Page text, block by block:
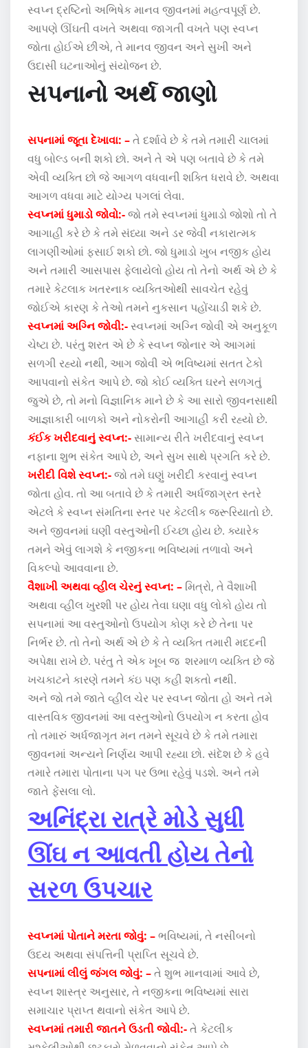
સ્વપ્ન દ્રષ્ટિનો અભિષેક માનવ જીવનમાં મહત્વપૂર્ણ છે.
આપણે ઊંઘતી વખતે અથવા જાગતી વખતે પણ સ્વપ્ન
જોતા હોઈએ છીએ, તે માનવ જીવન અને સુખી અને
ઉદાસી ઘટનાઓનું સંયોજન છે.
સપનાનો અર્થ જાણો
સપનામાં જૂતા દેખાવા: –તે દર્શાવે છે કે તમે તમારી ચાલમાં
વધુ બોલ્ડ બની શકો છો. અને તે એ પણ બતાવે છે કે તમે
એવી વ્યક્તિ છો જે આગળ વધવાની શક્તિ ધરાવે છે. અથવા
આગળ વધવા માટે યોગ્ય પગલાં લેવા.
સ્વપ્નમાં ધુમાડો જોવો:-જો તમે સ્વપ્નમાં ધુમાડો જોશો તો તે
આગાહી કરે છે કે તમે સંધ્યા અને ડર જેવી નકારાત્મક
લાગણીઓમાં ફસાઈ શકો છો. જો ધુમાડો ખુબ નજીક હોય
અને તમારી આસપાસ ફેલાયેલો હોય તો તેનો અર્થ એ છે કે
તમારે કેટલાક ખતરનાક વ્યક્તિઓથી સાવચેત રહેવું
જોઈએ કારણ કે તેઓ તમને નુકસાન પહોંચાડી શકે છે.
સ્વપ્નમાં અગ્નિ જોવી:-સ્વપ્નમાં અગ્નિ જોવી એ અનુકૂળ
ચેષ્ટા છે. પરંતુ શરત એ છે કે સ્વપ્ન જોનાર એ આગમાં
સળગી રહ્યો નથી, આગ જોવી એ ભવિષ્યમાં સતત ટેકો
આપવાનો સંકેત આપે છે. જો કોઈ વ્યક્તિ ઘરને સળગતું
જુએ છે, તો મનો વિજ્ઞાનિક માને છે કે આ સારો જીવનસાથી
આજ્ઞાકારી બાળકો અને નોકરોની આગાહી કરી રહ્યો છે.
કંઈક ખરીદવાનું સ્વપ્ન:-સામાન્ય રીતે ખરીદવાનું સ્વપ્ન
નફાના શુભ સંકેત આપે છે, અને સુખ સાથે પ્રગતિ કરે છે.
ખરીદી વિશે સ્વપ્ન:-જો તમે ઘણું ખરીદી કરવાનું સ્વપ્ન
જોતા હોવ. તો આ બતાવે છે કે તમારી અર્ધજાગ્રત સ્તરે
એટલે કે સ્વપ્ન સંમતિના સ્તર પર કેટલીક જરૂરિયાતો છે.
અને જીવનમાં ઘણી વસ્તુઓની ઈચ્છા હોય છે. ક્યારેક
તમને એવું લાગશે કે નજીકના ભવિષ્યમાં તળાવો અને
વિકલ્પો આવવાના છે.
વૈશાખી અથવા વ્હીલ ચેરનું સ્વપ્ન: – મિત્રો, તે વૈશાખી
અથવા વ્હીલ ખુરશી પર હોય તેવા ઘણા વધુ લોકો હોય તો
સપનામાં આ વસ્તુઓનો ઉપયોગ કોણ કરે છે તેના પર
નિર્ભર છે. તો તેનો અર્થ એ છે કે તે વ્યક્તિ તમારી મદદની
અપેક્ષા રાખે છે. પરંતુ તે એક ખૂબ જ શરમાળ વ્યક્તિ છે જે
ખચકાટને કારણે તમને કંઇ પણ કહી શકતો નથી.
અને જો તમે જાતે વ્હીલ ચેર પર સ્વપ્ન જોતા હો અને તમે
વાસ્તવિક જીવનમાં આ વસ્તુઓનો ઉપયોગ ન કરતા હોવ
તો તમારું અર્ધજાગૃત મન તમને સૂચવે છે કે તમે તમારા
જીવનમાં અન્યને નિર્ણય આપી રહ્યા છો. સંદેશ છે કે હવે
તમારે તમારા પોતાના પગ પર ઉભા રહેવું પડશે. અને તમે
જાતે ફેંસલા લો.
અનિંદ્રા રાત્રે મોડે સુધી
ઊંઘ ન આવતી હોય તેનો
સરળ ઉપચાર
સ્વપ્નમાં પોતાને મરતા જોવું: –ભવિષ્યમાં, તે નસીબનો
ઉદય અથવા સંપત્તિની પ્રાપ્તિ સૂચવે છે.
સપનામાં લીલું જંગલ જોવું: –તે શુભ માનવામાં આવે છે,
સ્વપ્ન શાસ્ત્ર અનુસાર, તે નજીકના ભવિષ્યમાં સારા
સમાચાર પ્રાપ્ત થવાનો સંકેત આપે છે.
સ્વપ્નમાં તમારી જાતને ઉડતી જોવી:-તે કેટલીક